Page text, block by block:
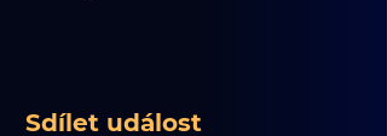
Sdílet událost